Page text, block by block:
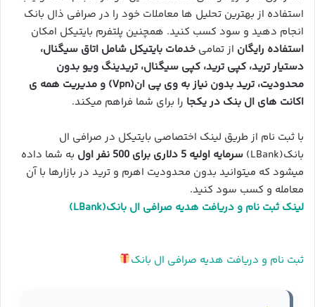
استفاده از بهترین تحلیل ها معاملات خود را در صرافی ذال بانک
انجام دهید و سود کسب کنید. همچنین پلتفرم بایتیکل امکان
استفاده رایگان از تمامی خدمات بایتیکل شامل اتاق سیگنال،
دستیار ترید، کپی ترید، کپی سیگنال، تریدینگ ویو بدون
محدودیت، ترید بدون نیاز به وی پی ان(Vpn) و مدیریت همه ی
اکانت های ال بنک در یکجا را برای شما فراهم میکند.
با ثبت نام از طریق لینک اختصاصی بایتیکل در صرافی ال
بانک(LBank)
سرمایه اولیه 5 دلاری برای 500 نفر اول
به شما داده
میشود که میتوانید بدون محدودیت اهرم و ترید در بازارها با آن
معامله و کسب سود کنید.
لینک ثبت نام و دریافت هدیه صرافی ال بانک(LBank)
ثبت نام و دریافت هدیه صرافی ال بانک